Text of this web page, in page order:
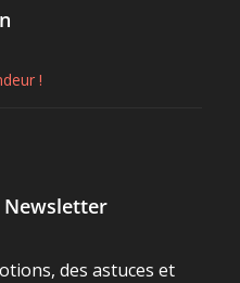
!
Newsletter
des astuces et